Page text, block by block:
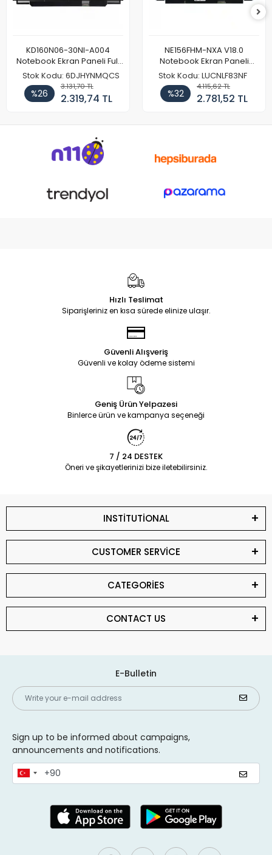
KD160N06-30NI-A004
Notebook Ekran Paneli Full
HD
Stok Kodu: 6DJHYNMQCS
%26
3.131,70 TL
2.319,74 TL
NE156FHM-NXA V18.0
Notebook Ekran Paneli
144Hz
Stok Kodu: LUCNLF83NF
%32
4.115,62 TL
2.781,52 TL
Hızlı Teslimat
Siparişleriniz en kısa sürede elinize ulaşır.
Güvenli Alışveriş
Güvenli ve kolay ödeme sistemi
Geniş Ürün Yelpazesi
Binlerce ürün ve kampanya seçeneği
7 / 24 DESTEK
Öneri ve şikayetlerinizi bize iletebilirsiniz.
INSTİTUTİONAL
CUSTOMER SERVİCE
CATEGORİES
CONTACT US
E-Bulletin
Sign up to be informed about campaigns,
announcements and notifications.